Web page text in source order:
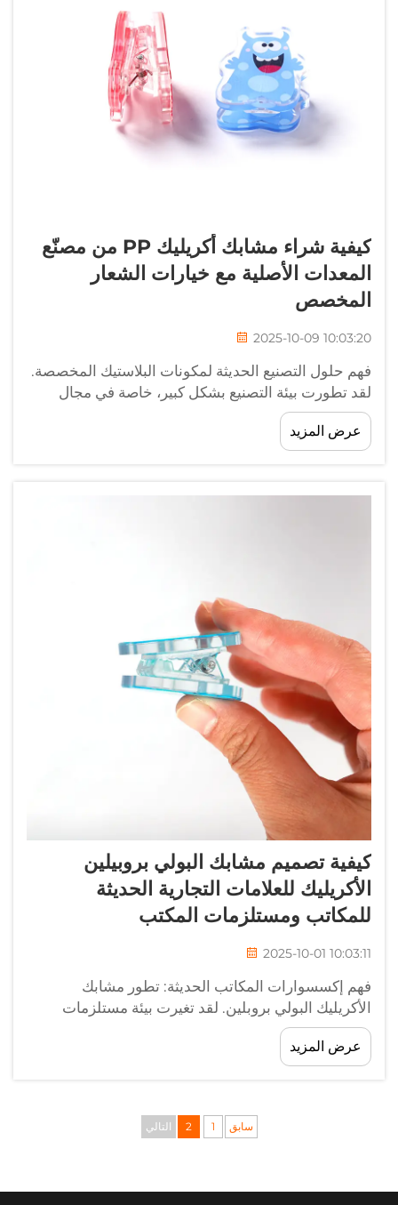
كيفية شراء مشابك أكريليك PP من مصنّع
المعدات الأصلية مع خيارات الشعار
المخصص
2025-10-09 10:03:20
فهم حلول التصنيع الحديثة لمكونات البلاستيك المخصصة.
لقد تطورت بيئة التصنيع بشكل كبير، خاصة في مجال
مكونات البلاستيك المخصصة مثل مشابك الأكريليك
البولي بروبلين من المصنّع الأصلي. هذه الحلول المتعددة
الاستخدامات للربط قد...
عرض المزيد
كيفية تصميم مشابك البولي بروبيلين
الأكريليك للعلامات التجارية الحديثة
للمكاتب ومستلزمات المكتب
2025-10-01 10:03:11
فهم إكسسوارات المكاتب الحديثة: تطور مشابك
الأكريليك البولي بروبلين. لقد تغيرت بيئة مستلزمات
المكاتب بشكل كبير على مدى العقد الماضي، حيث برزت
مشابك الأكريليك البولي بروبلين كمكون أساسي في
أماكن العمل المعاصرة. هذه المشابك المتعددة...
عرض المزيد
سابق 1
2 التالي